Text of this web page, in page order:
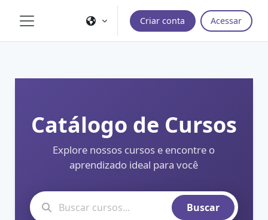
Ir para o conteúdo principal
Criar conta Acessar
Catálogo de Cursos
Explore nossos cursos e encontre o
aprendizado ideal para você
Buscar